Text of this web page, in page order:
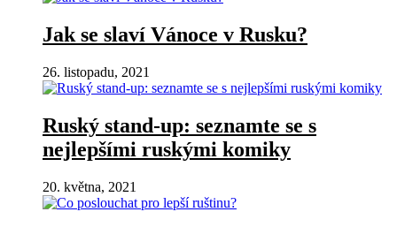
Jak se slaví Vánoce v Rusku?
26. listopadu, 2021
Ruský stand-up: seznamte se s
nejlepšími ruskými komiky
20. května, 2021